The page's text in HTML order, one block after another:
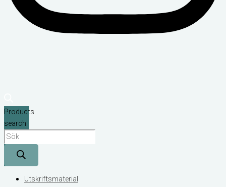
Products
search
Utskriftsmaterial